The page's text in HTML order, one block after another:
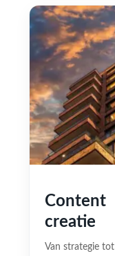
Content
creatie
Van strategie